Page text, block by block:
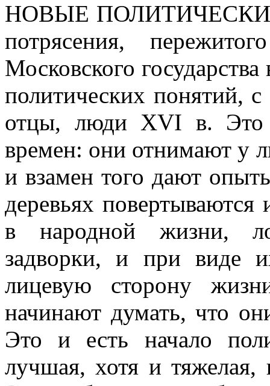
НОВЫЕ
потрясения,
Московского
политических понятий,
отцы, люди XVI в. Это
времен: они отнимают у
и взамен того дают
деревьях
в народной жизни,
задворки, и при виде
лицевую сторону
начинают думать, что
Это и есть начало
лучшая, хотя и